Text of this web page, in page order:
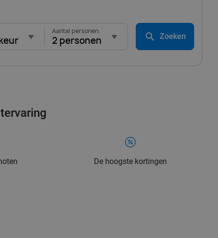
Aantal personen:
2 personen Zoeken
De hoogste kortingen